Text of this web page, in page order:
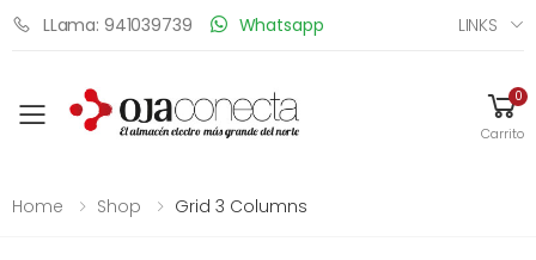
LLama: 941039739 Whatsapp LINKS
Toggle mobile menu
0
Carrito
Home Shop Grid 3 Columns